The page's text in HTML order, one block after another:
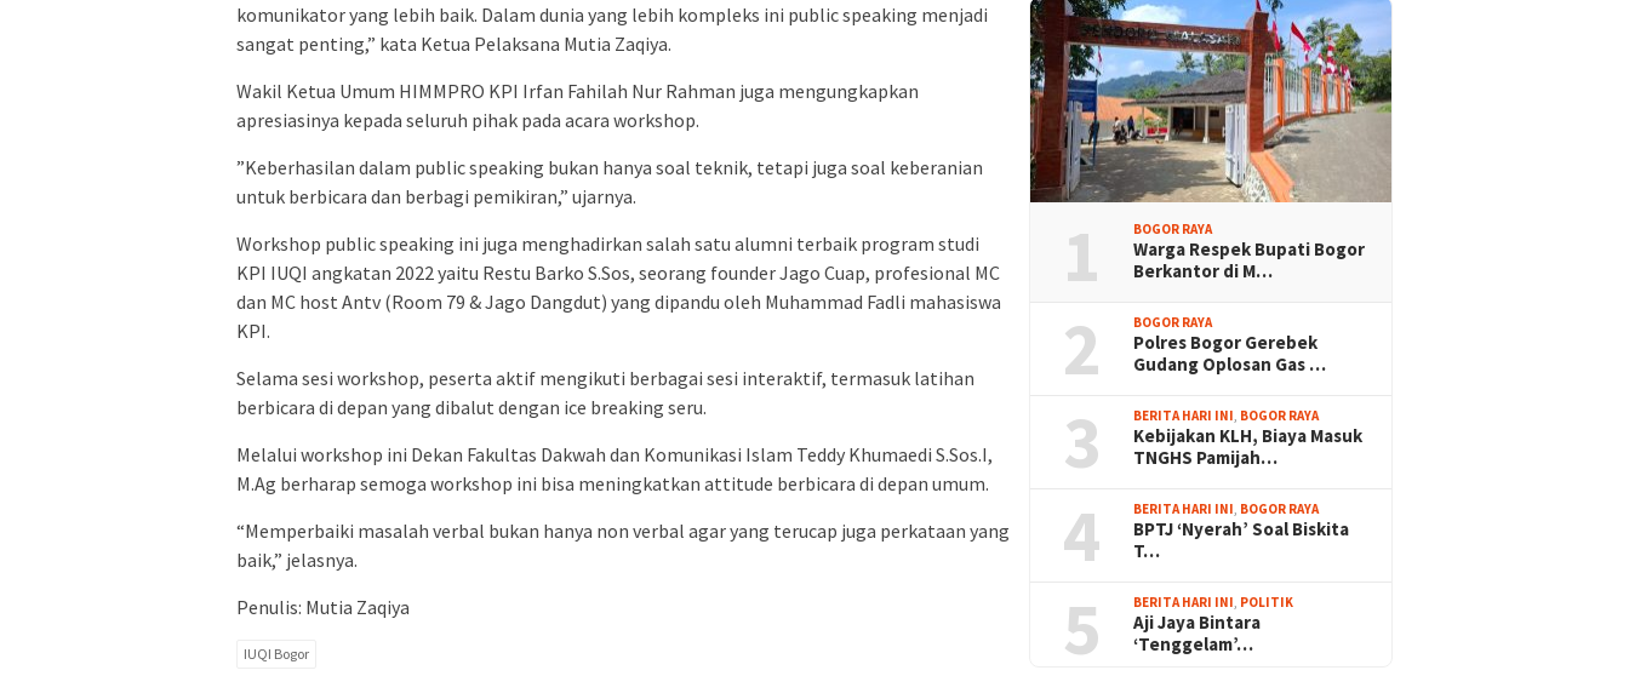
komunikator yang lebih baik. Dalam dunia yang lebih kompleks ini public speaking menjadi
sangat penting,” kata Ketua Pelaksana Mutia Zaqiya.
Wakil Ketua Umum HIMMPRO KPI Irfan Fahilah Nur Rahman juga mengungkapkan
apresiasinya kepada seluruh pihak pada acara workshop.
”Keberhasilan dalam public speaking bukan hanya soal teknik, tetapi juga soal keberanian
untuk berbicara dan berbagi pemikiran,” ujarnya.
Workshop public speaking ini juga menghadirkan salah satu alumni terbaik program studi
KPI IUQI angkatan 2022 yaitu Restu Barko S.Sos, seorang founder Jago Cuap, profesional MC
dan MC host Antv (Room 79 & Jago Dangdut) yang dipandu oleh Muhammad Fadli mahasiswa
KPI.
Selama sesi workshop, peserta aktif mengikuti berbagai sesi interaktif, termasuk latihan
berbicara di depan yang dibalut dengan ice breaking seru.
Melalui workshop ini Dekan Fakultas Dakwah dan Komunikasi Islam Teddy Khumaedi S.Sos.I,
M.Ag berharap semoga workshop ini bisa meningkatkan attitude berbicara di depan umum.
“Memperbaiki masalah verbal bukan hanya non verbal agar yang terucap juga perkataan yang
baik,” jelasnya.
Penulis: Mutia Zaqiya
IUQI Bogor
1 BOGOR RAYA
Warga Respek Bupati Bogor
Berkantor di M…
2 BOGOR RAYA
Polres Bogor Gerebek
Gudang Oplosan Gas …
3 BERITA HARI INI, BOGOR RAYA
Kebijakan KLH, Biaya Masuk
TNGHS Pamijah…
4 BERITA HARI INI, BOGOR RAYA
BPTJ ‘Nyerah’ Soal Biskita
T…
5 BERITA HARI INI, POLITIK
Aji Jaya Bintara
‘Tenggelam’…